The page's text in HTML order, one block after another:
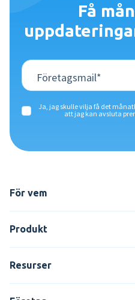
Få
Ja, jag skulle vilja få det
att jag kan avsluta
För vem
Produkt
Resurser